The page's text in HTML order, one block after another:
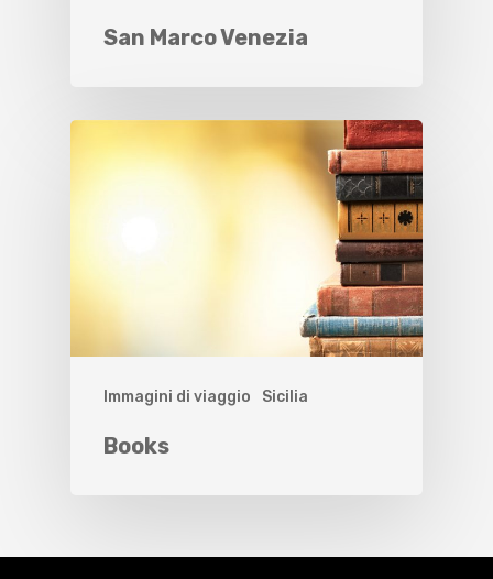
San Marco Venezia
Immagini di viaggio Sicilia
Books